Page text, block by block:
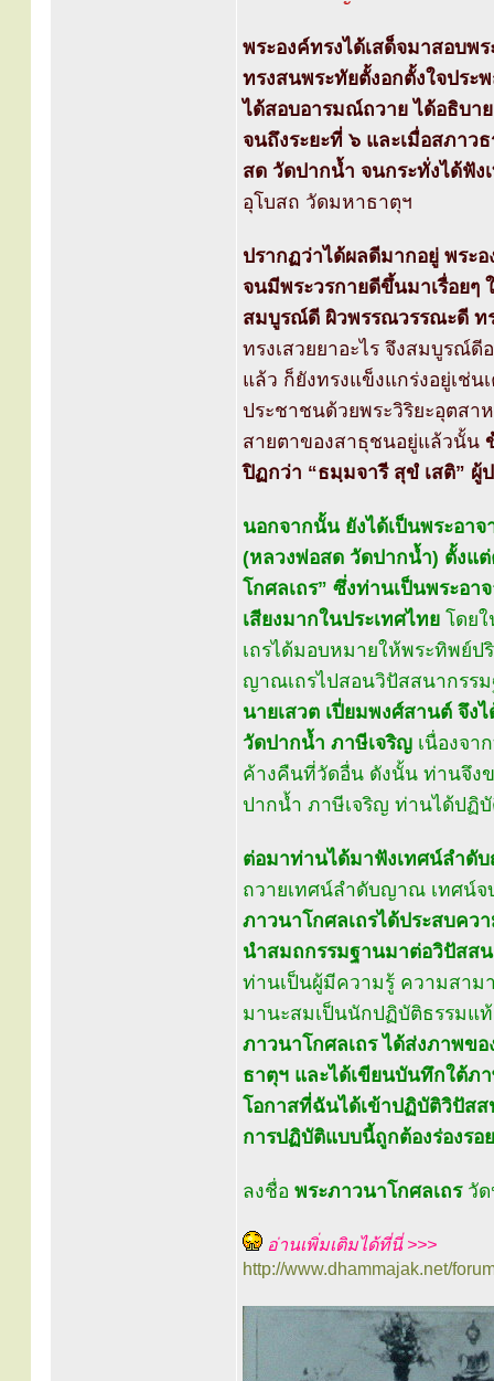
พระองค์ทรงได้เสด็จมาสอบพ
ทรงสนพระทัยตั้งอกตั้งใจประ
ได้สอบอารมณ์ถวาย ได้อธิบา
จนถึงระยะที่ ๖ และเมื่อสภา
สด วัดปากน้ำ จนกระทั่งได้ฟั
อุโบสถ วัดมหาธาตุฯ
ปรากฏว่าได้ผลดีมากอยู่ พระ
จนมีพระวรกายดีขึ้นมาเรื่อย
สมบูรณ์ดี ผิวพรรณวรรณะดี ท
ทรงเสวยยาอะไร จึงสมบูรณ์
แล้ว ก็ยังทรงแข็งแกร่งอยู่เช่
ประชาชนด้วยพระวิริยะอุตสา
สายตาของสาธุชนอยู่แล้วนั้น
ปิฏกว่า “ธมฺมจารี สุขํ เสติ” ผู้
นอกจากนั้น ยังได้เป็นพระอา
(หลวงพ่อสด วัดปากน้ำ) ตั้งแ
โกศลเถร” ซึ่งท่านเป็นพระอ
เสียงมากในประเทศไทย โดย
เถรได้มอบหมายให้พระทิพย์
ญาณเถรไปสอนวิปัสสนากรร
นายเสวต เปี่ยมพงศ์สานต์ จึ
วัดปากน้ำ ภาษีเจริญ เนื่องจา
ค้างคืนที่วัดอื่น ดังนั้น ท่านจึง
ปากน้ำ ภาษีเจริญ ท่านได้ปฏิ
ต่อมาท่านได้มาฟังเทศน์ลำดั
ถวายเทศน์ลำดับญาณ เทศน์
ภาวนาโกศลเถรได้ประสบคว
นำสมถกรรมฐานมาต่อวิปัสส
ท่านเป็นผู้มีความรู้ ความสาม
มานะสมเป็นนักปฏิบัติธรรมแ
ภาวนาโกศลเถร ได้ส่งภาพข
ธาตุฯ และได้เขียนบันทึกใต้ภ
โอกาสที่ฉันได้เข้าปฏิบัติวิปัส
การปฏิบัติแบบนี้ถูกต้องร่องร
ลงชื่อ พระภาวนาโกศลเถรวัด
อ่านเพิ่มเติมได้ที่นี่ >>>
http://www.dhammajak.net/